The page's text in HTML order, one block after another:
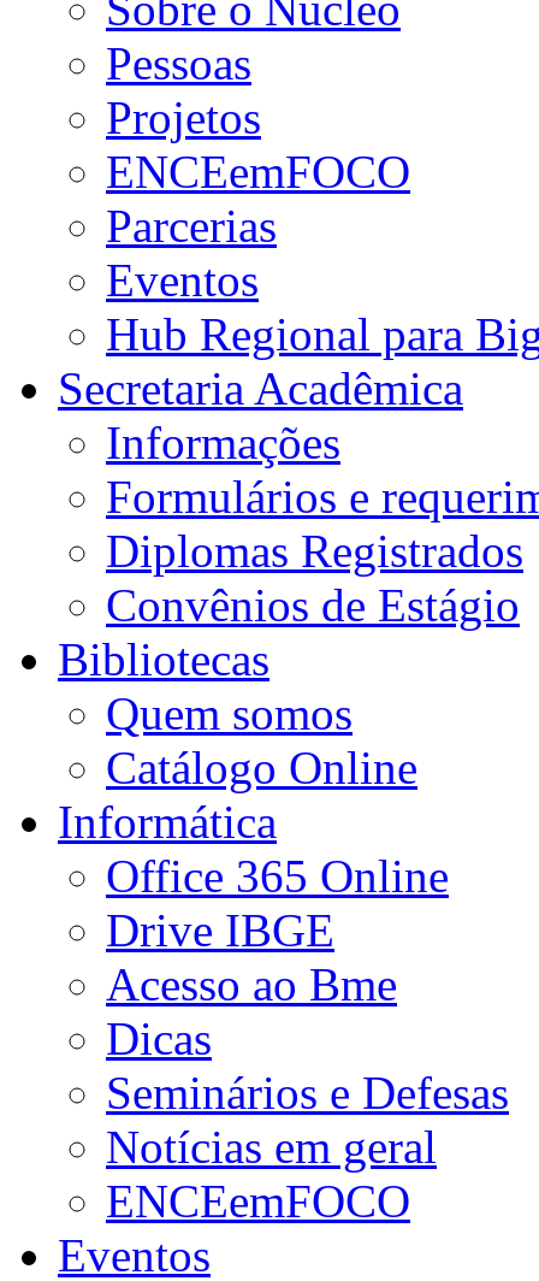
Pessoas
Projetos
ENCEemFOCO
Parcerias
Eventos
Hub Regional para
Secretaria Acadêmica
Informações
Formulários e
Diplomas Registrados
Convênios de Estágio
Bibliotecas
Quem somos
Catálogo Online
Informática
Office 365 Online
Drive IBGE
Acesso ao Bme
Dicas
Seminários e Defesas
Notícias em geral
ENCEemFOCO
Eventos